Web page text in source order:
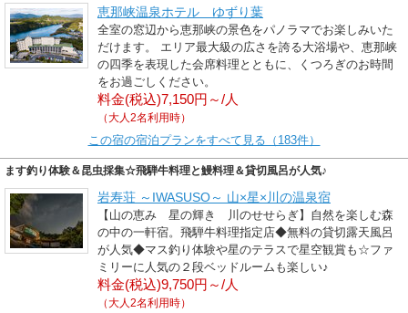
恵那峡温泉ホテル ゆずり葉
全室の窓辺から恵那峡の景色をパノラマでお楽しみいた
だけます。 エリア最大級の広さを誇る大浴場や、恵那峡
の四季を表現した会席料理とともに、くつろぎのお時間
をお過ごしください。
料金(税込)7,150円～/人
（大人2名利用時）
この宿の宿泊プランをすべて見る（183件）
ます釣り体験＆昆虫採集☆飛騨牛料理と鰻料理＆貸切風呂が人気♪
岩寿荘 ～IWASUSO～ 山×星×川の温泉宿
【山の恵み 星の輝き 川のせせらぎ】自然を楽しむ森
の中の一軒宿。飛騨牛料理指定店◆無料の貸切露天風呂
が人気◆マス釣り体験や星のテラスで星空観賞も☆ファ
ミリーに人気の２段ベッドルームも楽しい♪
料金(税込)9,750円～/人
（大人2名利用時）